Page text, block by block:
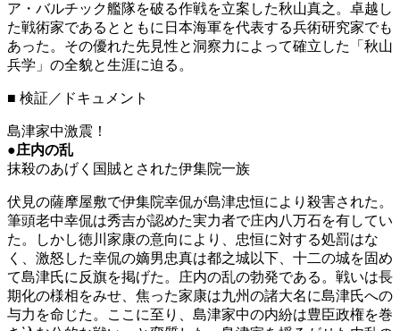
ア・バルチック艦隊を破る作戦を立案した秋山真之。卓越し
た戦術家であるとともに日本海軍を代表する兵術研究家でも
あった。その優れた先見性と洞察力によって確立した「秋山
兵学」の全貌と生涯に迫る。
■ 検証／ドキュメント
島津家中激震！
●庄内の乱
抹殺のあげく国賊とされた伊集院一族
伏見の薩摩屋敷で伊集院幸侃が島津忠恒により殺害された。
筆頭老中幸侃は秀吉が認めた実力者で庄内八万石を有してい
た。しかし徳川家康の意向により、忠恒に対する処罰はな
く、激怒した幸侃の嫡男忠真は都之城以下、十二の城を固め
て島津氏に反旗を掲げた。庄内の乱の勃発である。戦いは長
期化の様相をみせ、焦った家康は九州の諸大名に島津氏への
与力を命じた。ここに至り、島津家中の内紛は豊臣政権を巻